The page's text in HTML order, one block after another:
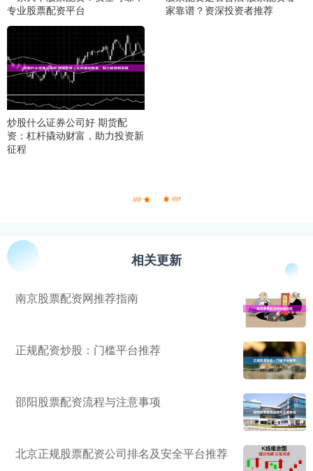
专业股票配资平台
家靠谱？资深投资者推荐
炒股什么证券公司好 期货配
资：杠杆撬动财富，助力投资新
征程
相关更新
南京股票配资网推荐指南
正规配资炒股：门槛平台推荐
邵阳股票配资流程与注意事项
北京正规股票配资公司排名及安全平台推荐